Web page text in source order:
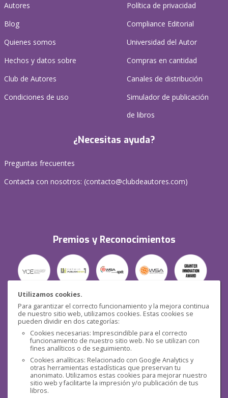
Utilizamos cookies.
Para garantizar el correcto funcionamiento y la mejora continua
de nuestro sitio web, utilizamos cookies. Estas cookies se
pueden dividir en dos categorías:
Cookies necesarias: Imprescindible para el correcto
funcionamiento de nuestro sitio web. No se utilizan con
fines analíticos o de seguimiento.
Cookies analíticas: Relacionado con Google Analytics y
otras herramientas estadísticas que preservan tu
anonimato. Utilizamos estas cookies para mejorar nuestro
sitio web y facilitarte la impresión y/o publicación de tus
libros.
Autores
Blog
Quienes somos
Hechos y datos sobre
Club de Autores
Condiciones de uso
Política de privacidad
Compliance Editorial
Universidad del Autor
Compras en cantidad
Canales de distribución
Simulador de publicación
de libros
¿Necesitas ayuda?
Preguntas frecuentes
Contacta con nosotros: (contacto@clubdeautores.com)
Premios y Reconocimientos
Seguridad
Redes sociales